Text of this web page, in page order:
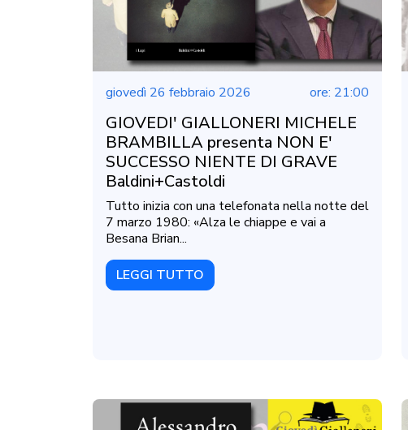
giovedì 26 febbraio 2026 ore: 21:00
GIOVEDI' GIALLONERI MICHELE
BRAMBILLA presenta NON E'
SUCCESSO NIENTE DI GRAVE
Baldini+Castoldi
Tutto inizia con una telefonata nella notte del
7 marzo 1980: «Alza le chiappe e vai a
Besana Brian...
LEGGI TUTTO